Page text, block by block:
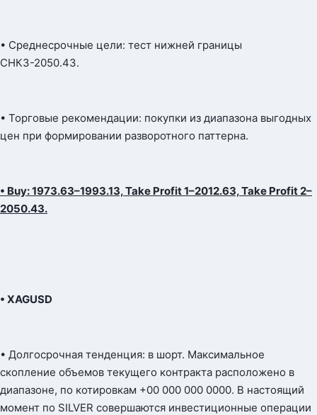
• Среднесрочные цели: тест нижней границы
СНКЗ-2050.43.
• Торговые рекомендации: покупки из диапазона выгодных
цен при формировании разворотного паттерна.
• Buy: 1973.63–1993.13, Take Profit 1–2012.63, Take Profit 2–
2050.43.
• XAGUSD
• Долгосрочная тенденция: в шорт. Максимальное
скопление объемов текущего контракта расположено в
диапазоне, по котировкам +00 000 000 0000. В настоящий
момент по SILVER совершаются инвестиционные операции